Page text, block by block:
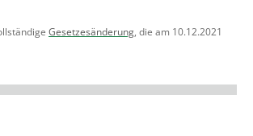
Gesetzesänderung, die am 10.12.2021